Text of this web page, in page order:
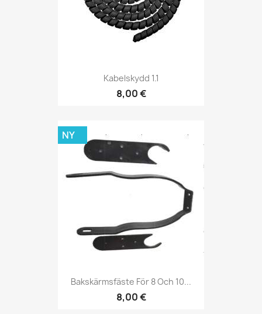
Kabelskydd 1.1
8,00 €
Bakskärmsfäste För 8 Och 10...
8,00 €
NY